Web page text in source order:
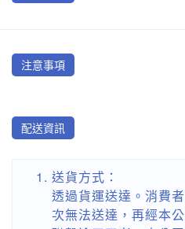
注意事項
配送資訊
送貨方式：
透過貨運送達。消費
次無法送達，再經本